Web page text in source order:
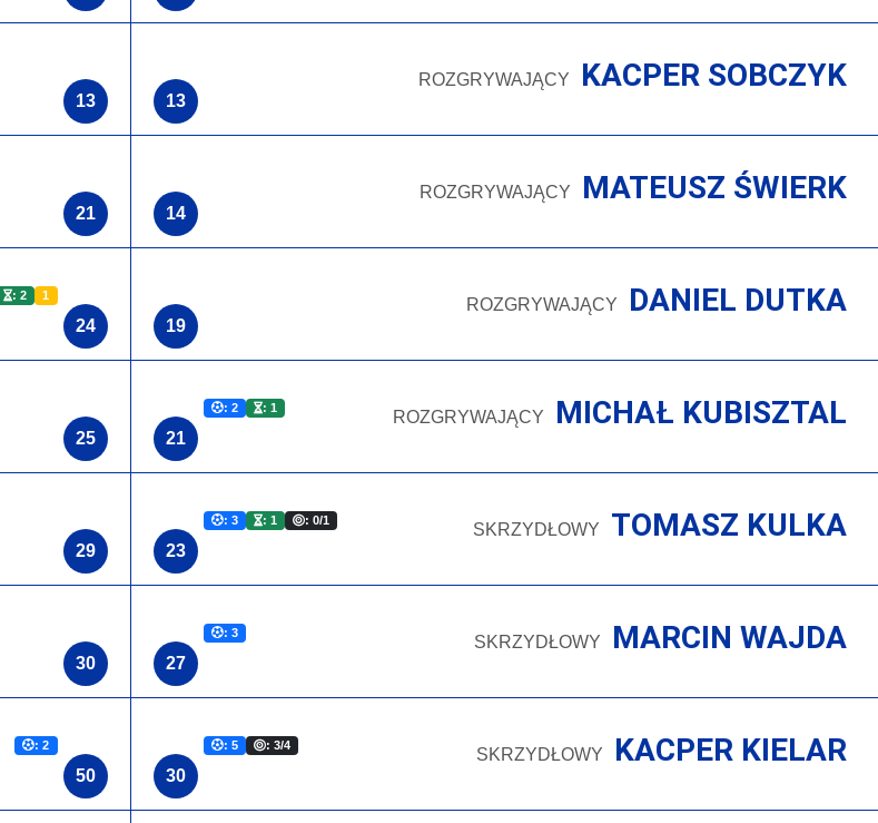
13
21
: 2 1
24
25
29
30
: 2
50
13
ROZGRYWAJĄCY KACPER SOBCZYK
14
ROZGRYWAJĄCY MATEUSZ ŚWIERK
19
ROZGRYWAJĄCY DANIEL DUTKA
21
: 2 : 1 ROZGRYWAJĄCY MICHAŁ KUBISZTAL
23
: 3 : 1 : 0/1 SKRZYDŁOWY TOMASZ KULKA
27
: 3 SKRZYDŁOWY MARCIN WAJDA
30
: 5 : 3/4 SKRZYDŁOWY KACPER KIELAR